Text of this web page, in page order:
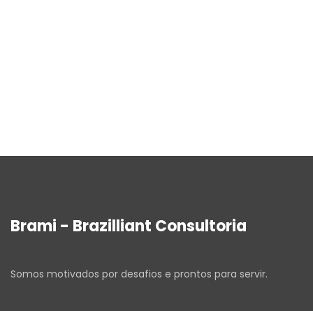
Brami - Brazilliant Consultoria
Somos motivados por desafios e prontos para servir.